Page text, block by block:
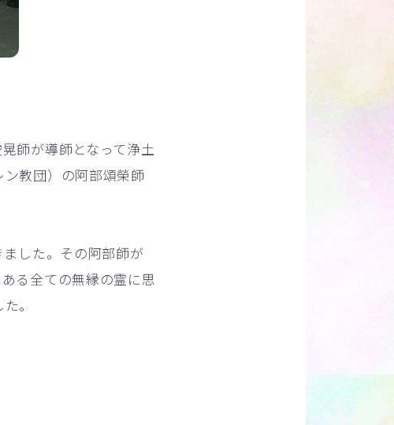
師が導師となって浄土
教団）の阿部頌榮師
した。その阿部師が
る全ての無縁の霊に思
。